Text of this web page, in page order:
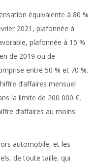
équivalente à 80 %
2021, plafonnée à
plafonnée à 15 %
de 2019 ou de
entre 50 % et 70 %.
d’affaires mensuel
la limite de 200 000 €,
d’affaires au moins
automobile, et les
de toute taille, qui